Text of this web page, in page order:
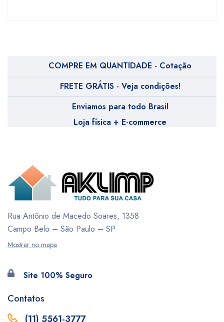
COMPRE EM QUANTIDADE - Cotação
FRETE GRÁTIS - Veja condições!
Enviamos para todo Brasil
Loja física + E-commerce
Rua Antônio de Macedo Soares, 1358
Campo Belo – São Paulo – SP
Mostrar no mapa
Site 100% Seguro
Contatos
(11) 5561-3777